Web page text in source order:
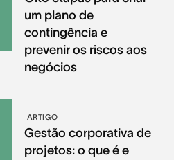
um plano de
contingência e
prevenir os riscos aos
negócios
ARTIGO
Gestão corporativa de
projetos: o que é e